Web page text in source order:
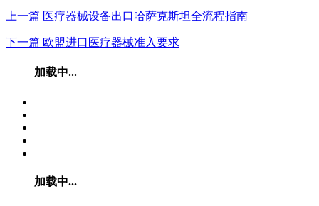
上一篇 医疗器械设备出口哈萨克斯坦全流程指南
下一篇 欧盟进口医疗器械准入要求
加载中...
加载中...